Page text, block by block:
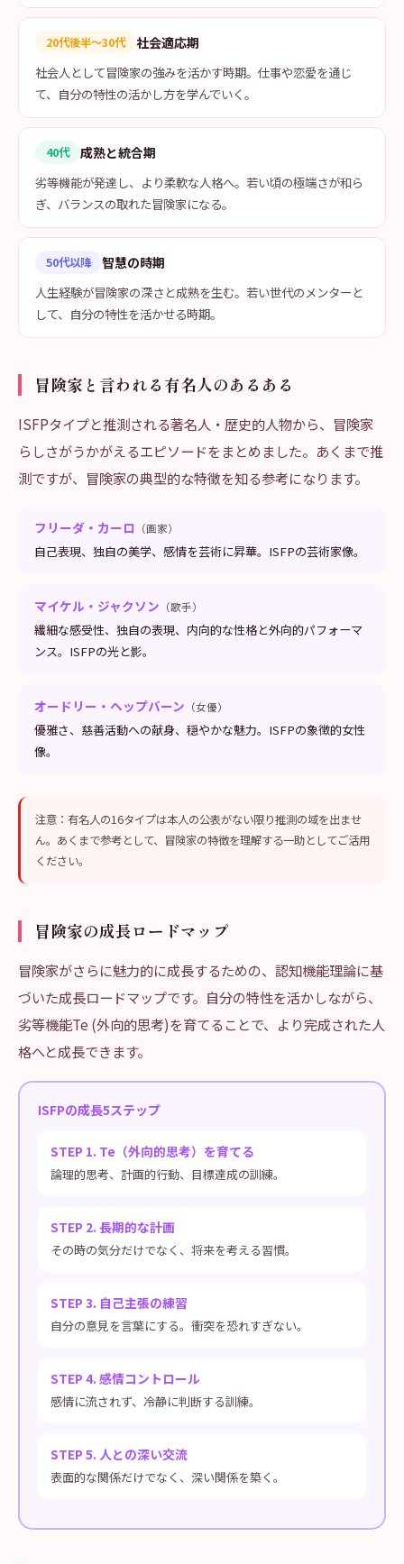
20代後半〜30代
社会適応期
社会人として冒険家の強みを活かす時期。仕事や恋愛を通じ
て、自分の特性の活かし方を学んでいく。
40代
成熟と統合期
劣等機能が発達し、より柔軟な人格へ。若い頃の極端さが和ら
ぎ、バランスの取れた冒険家になる。
50代以降
智慧の時期
人生経験が冒険家の深さと成熟を生む。若い世代のメンターと
して、自分の特性を活かせる時期。
冒険家と言われる有名人のあるある
ISFPタイプと推測される著名人・歴史的人物から、冒険家
らしさがうかがえるエピソードをまとめました。あくまで推
測ですが、冒険家の典型的な特徴を知る参考になります。
フリーダ・カーロ （画家）
自己表現、独自の美学、感情を芸術に昇華。ISFPの芸術家像。
マイケル・ジャクソン （歌手）
繊細な感受性、独自の表現、内向的な性格と外向的パフォーマ
ンス。ISFPの光と影。
オードリー・ヘップバーン （女優）
優雅さ、慈善活動への献身、穏やかな魅力。ISFPの象徴的女性
像。
注意：有名人の16タイプは本人の公表がない限り推測の域を出ませ
ん。あくまで参考として、冒険家の特徴を理解する一助としてご活用
ください。
冒険家の成長ロードマップ
冒険家がさらに魅力的に成長するための、認知機能理論に基
づいた成長ロードマップです。自分の特性を活かしながら、
劣等機能Te (外向的思考)を育てることで、より完成された人
格へと成長できます。
ISFPの成長5ステップ
STEP 1. Te（外向的思考）を育てる
論理的思考、計画的行動、目標達成の訓練。
STEP 2. 長期的な計画
その時の気分だけでなく、将来を考える習慣。
STEP 3. 自己主張の練習
自分の意見を言葉にする。衝突を恐れすぎない。
STEP 4. 感情コントロール
感情に流されず、冷静に判断する訓練。
STEP 5. 人との深い交流
表面的な関係だけでなく、深い関係を築く。